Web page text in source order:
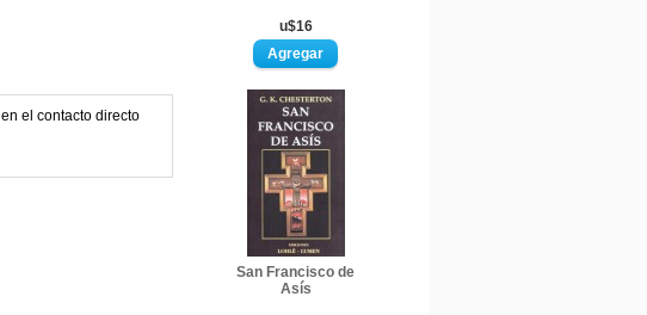
u$16
San Francisco de
Asís
el contacto directo